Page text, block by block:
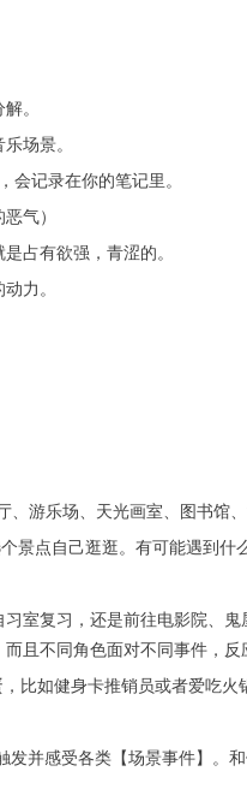
。
场景。
会记录在你的笔记里。
气）
占有欲强，青涩的。
力。
、游乐场、天光画室、图书馆
点自己逛逛。有可能遇到什
室复习，还是前往电影院、
且不同角色面对不同事件，反
比如健身卡推销员或者爱吃火
并感受各类【场景事件】。